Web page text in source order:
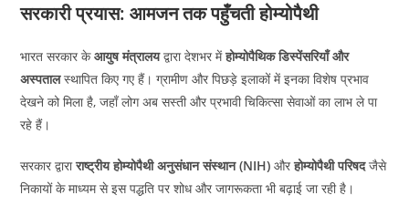
सरकारी प्रयास: आमजन तक पहुँचती होम्योपैथी
भारत सरकार केआयुष मंत्रालयद्वारा देशभर मेंहोम्योपैथिक डिस्पेंसरियाँ और
अस्पतालस्थापित किए गए हैं। ग्रामीण और पिछड़े इलाकों में इनका विशेष प्रभाव
देखने को मिला है, जहाँ लोग अब सस्ती और प्रभावी चिकित्सा सेवाओं का लाभ ले पा
रहे हैं।
सरकार द्वाराराष्ट्रीय होम्योपैथी अनुसंधान संस्थान (NIH) औरहोम्योपैथी परिषदजैसे
निकायों के माध्यम से इस पद्धति पर शोध और जागरूकता भी बढ़ाई जा रही है।